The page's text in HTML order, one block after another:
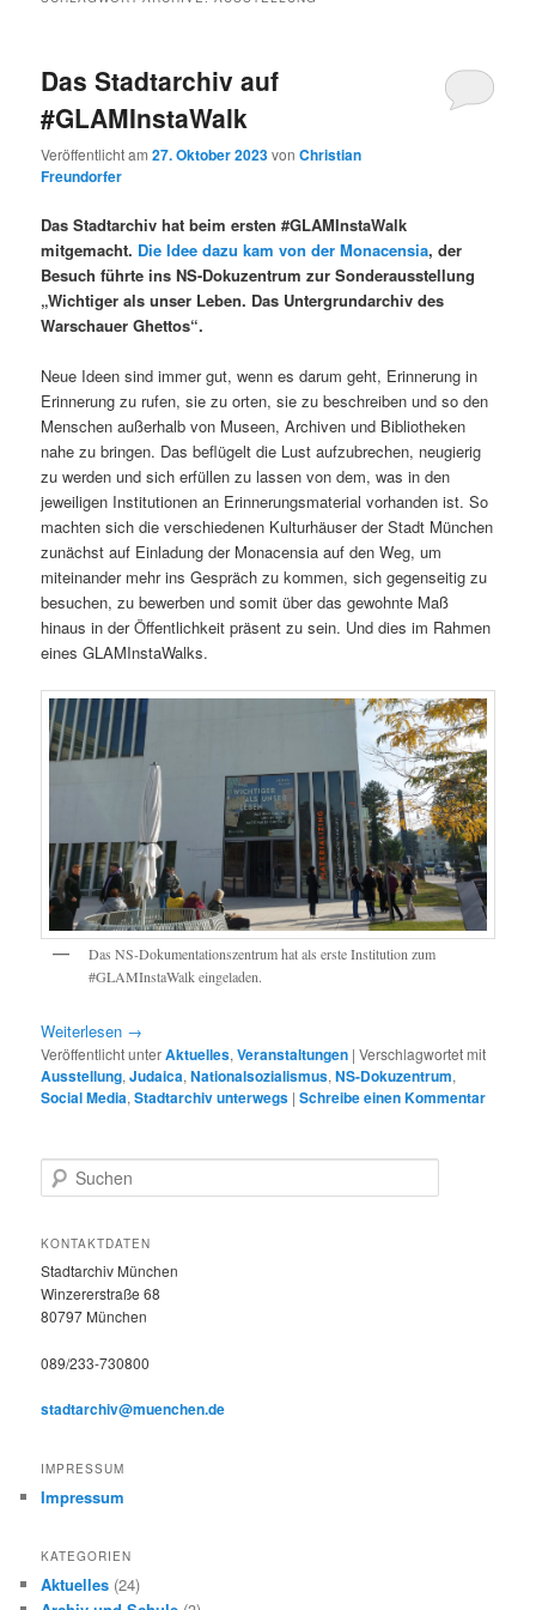
Das Stadtarchiv auf
#GLAMInstaWalk
Veröffentlicht am27. Oktober 2023vonChristian
Freundorfer
Das Stadtarchiv hat beim ersten #GLAMInstaWalk
mitgemacht. Die Idee dazu kam von der Monacensia, der
Besuch führte ins NS-Dokuzentrum zur Sonderausstellung
„Wichtiger als unser Leben. Das Untergrundarchiv des
Warschauer Ghettos“.
Neue Ideen sind immer gut, wenn es darum geht, Erinnerung in
Erinnerung zu rufen, sie zu orten, sie zu beschreiben und so den
Menschen außerhalb von Museen, Archiven und Bibliotheken
nahe zu bringen. Das beflügelt die Lust aufzubrechen, neugierig
zu werden und sich erfüllen zu lassen von dem, was in den
jeweiligen Institutionen an Erinnerungsmaterial vorhanden ist. So
machten sich die verschiedenen Kulturhäuser der Stadt München
zunächst auf Einladung der Monacensia auf den Weg, um
miteinander mehr ins Gespräch zu kommen, sich gegenseitig zu
besuchen, zu bewerben und somit über das gewohnte Maß
hinaus in der Öffentlichkeit präsent zu sein. Und dies im Rahmen
eines GLAMInstaWalks.
Das NS-Dokumentationszentrum hat als erste Institution zum
#GLAMInstaWalk eingeladen.
Weiterlesen →
Veröffentlicht unterAktuelles,Veranstaltungen |Verschlagwortet mit
Ausstellung,Judaica,Nationalsozialismus,NS-Dokuzentrum,
Social Media,Stadtarchiv unterwegs |Schreibe einen Kommentar
u
h
n
KONTAKTDATEN
Stadtarchiv München
Winzererstraße 68
80797 München
089/233-730800
stadtarchiv@muenchen.de
IMPRESSUM
Impressum
KATEGORIEN
Aktuelles (24)